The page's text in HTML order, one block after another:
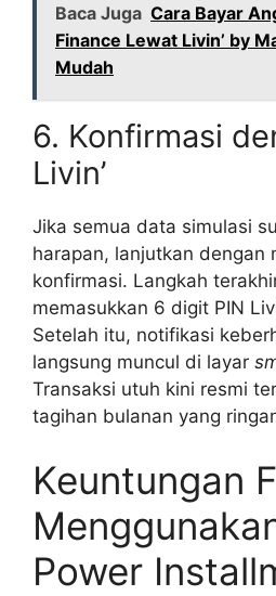
Baca Juga Cara Bayar
Finance Lewat Livin’ by
Mudah
6. Konfirmasi
Livin’
Jika semua data simulasi
harapan, lanjutkan dengan
konfirmasi. Langkah
memasukkan 6 digit PIN
Setelah itu, notifikasi
langsung muncul di layar
Transaksi utuh kini resmi
tagihan bulanan yang
Keuntungan
Power